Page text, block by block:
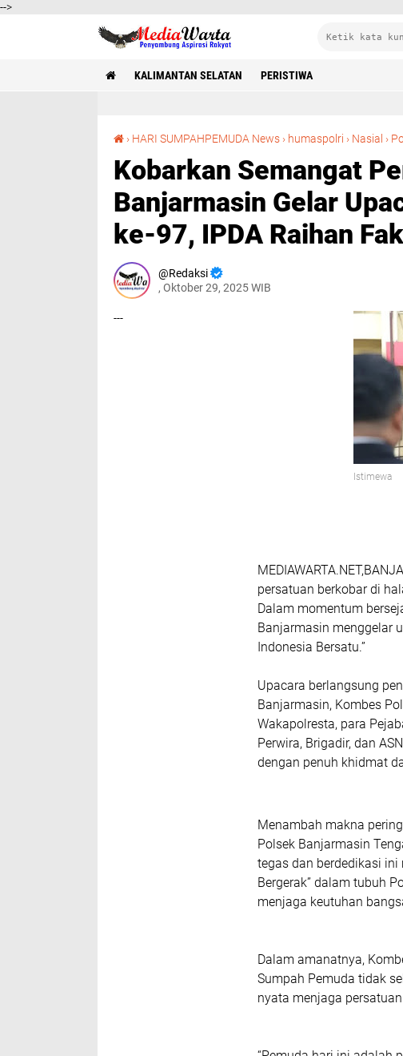
-->
KALIMANTAN SELATAN PERISTIWA
› HARI SUMPAHPEMUDA News › humaspolri › Nasial ›
Kobarkan Semangat
Banjarmasin Gelar
ke-97, IPDA Raihan
Redaksi
, Oktober 29, 2025 WIB
---
Istimewa
persatuan berkobar di
Dalam momentum
Banjarmasin menggelar
Indonesia Bersatu.”
Upacara berlangsung
Banjarmasin, Kombes
Wakapolresta, para
Perwira, Brigadir, dan
dengan penuh khidmat
Menambah makna
Polsek Banjarmasin
tegas dan berdedikasi
Bergerak” dalam tubuh
menjaga keutuhan
Dalam amanatnya,
Sumpah Pemuda tidak
nyata menjaga